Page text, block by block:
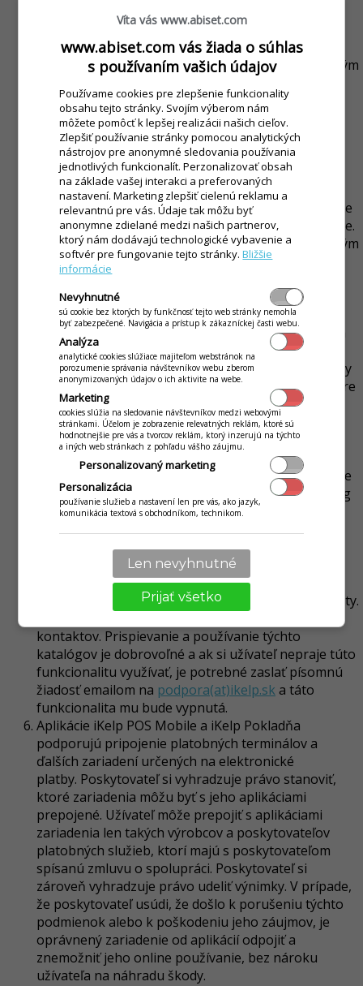
nepretržitej prevádzky 24/7.
Na využívanie služieb iKelp POS Mobile a iKelp
Pokladňa je potrebné internetové pripojenie,
kompatibilné zariadenie s kompatibilným operačným
špecifikácia je uvedené na stránkach
http://www.ikelp.com/go?key=ikelp.pos-
mobile.systemove-poziadavkyv systémových
požiadavkách. Tieto požiadavky sa môžu meniť v
závislosti od vývoja aplikácie.
V rámci všetkých edícií a funkcionality sa aplikujú
pravidlá pre férové využívanie služby (FUP = fair use
policy), aby bolo zabezpečené optimálne používanie.
FUP sa aplikuje jednotlivo na prevádzky, kde hlavným
kritériom sú základné hodnoty a limity, ktoré je
možné doplnkovými službami rozšíriť. Základnými
hodnotami sú 15000 dokladov/rok, 100 otvorených
aktívnych objednávok (9 mesiacov archív
objednávok), 100 stolov/prevádzku, 1000 aktívnych
tovarových položiek, 50 tovarových kategórií, 3000
aktívnych zákazníckych kontaktov, finančné doklady
nie sú limitované počtom v rámci aktívnej služby. Pre
edície zadarmo sú hodnotami 3600 dokladov/rok.
Užívateľ súhlasí so zapojením sa do anonymného
vyhodnocovania používania analytických nástrojov
poskytovateľom z dôvodu zdokonaľovania
užívateľského rozhrania aplikácie a jej funkcií. Údaje
sú anonymné a slúžia výlučne pre vývoj, monitoring
a údržbu aplikácie.
Pre prístup a používanie, zdieľanie informačných a
údajových katalógov, ktoré zabezpečujú
komfortnosť aplikácie je nutné súhlasiť s
anonymným prispievaním do týchto katalógov
svojimi údajmi v rámci zdieľanej informačnej hodnoty.
kontaktov. Prispievanie a používanie týchto
katalógov je dobrovoľné a ak si užívateľ nepraje túto
funkcionalitu využívať, je potrebné zaslať písomnú
žiadosť emailom na podpora(at)ikelp.ska táto
funkcionalita mu bude vypnutá.
Aplikácie iKelp POS Mobile a iKelp Pokladňa
podporujú pripojenie platobných terminálov a
ďalších zariadení určených na elektronické
platby. Poskytovateľ si vyhradzuje právo stanoviť,
ktoré zariadenia môžu byť s jeho aplikáciami
prepojené. Užívateľ môže prepojiť s aplikáciami
zariadenia len takých výrobcov a poskytovateľov
platobných služieb, ktorí majú s poskytovateľom
spísanú zmluvu o spolupráci. Poskytovateľ si
zároveň vyhradzuje právo udeliť výnimky. V prípade,
že poskytovateľ usúdi, že došlo k porušeniu týchto
podmienok alebo k poškodeniu jeho záujmov, je
oprávnený zariadenie od aplikácií odpojiť a
znemožniť jeho online používanie, bez nároku
užívateľa na náhradu škody.
Víta vás www.abiset.com
www.abiset.com vás žiada o súhlas
s používaním vašich údajov
Používame cookies pre zlepšenie funkcionality
obsahu tejto stránky. Svojím výberom nám
môžete pomôcť k lepšej realizácii našich cieľov.
Zlepšiť používanie stránky pomocou analytických
nástrojov pre anonymné sledovania používania
jednotlivých funkcionalít. Perzonalizovať obsah
na základe vašej interakci a preferovaných
nastavení. Marketing zlepšiť cielenú reklamu a
relevantnú pre vás. Údaje tak môžu byť
anonymne zdielané medzi našich partnerov,
ktorý nám dodávajú technologické vybavenie a
softvér pre fungovanie tejto stránky.Bližšie
informácie
Nevyhnutné
sú cookie bez ktorých by funkčnosť tejto web stránky nemohla
byť zabezpečené. Navigácia a prístup k zákazníckej časti webu.
Analýza
analytické cookies slúžiace majiteľom webstránok na
porozumenie správania návštevníkov webu zberom
anonymizovaných údajov o ich aktivite na webe.
Marketing
cookies slúžia na sledovanie návštevníkov medzi webovými
stránkami. Účelom je zobrazenie relevatných reklám, ktoré sú
hodnotnejšie pre vás a tvorcov reklám, ktorý inzerujú na týchto
a iných web stránkach z pohľadu vášho záujmu.
Personalizovaný marketing
Personalizácia
používanie služieb a nastavení len pre vás, ako jazyk,
komunikácia textová s obchodníkom, technikom.
Len nevyhnutné
Prijať všetko